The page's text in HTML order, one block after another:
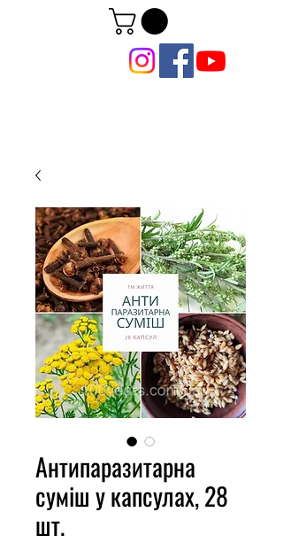
Антипаразитарна
суміш у капсулах, 28
шт.